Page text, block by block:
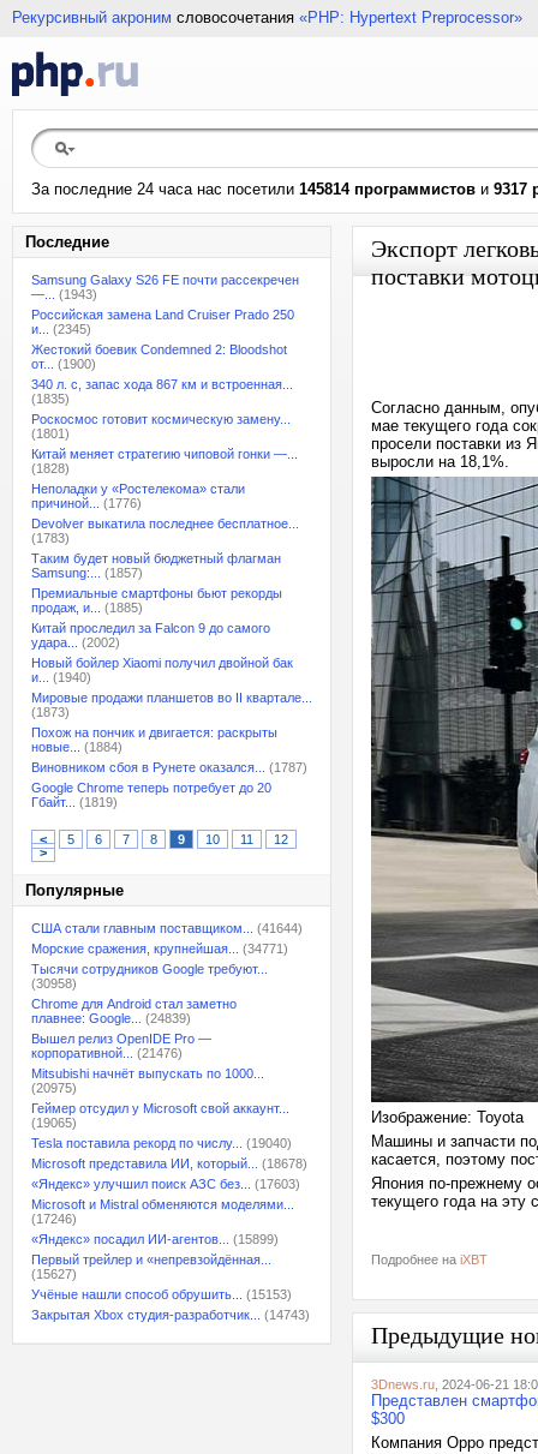
Рекурсивный акроним словосочетания «PHP: Hypertext Preprocessor»
За последние 24 часа нас посетили 145814 программистов и 9317
Последние
Samsung Galaxy S26 FE почти рассекречен
—...
(1943)
Российская замена Land Cruiser Prado 250
и...
(2345)
Жестокий боевик Condemned 2: Bloodshot
от...
(1900)
340 л. с, запас хода 867 км и встроенная...
(1835)
Роскосмос готовит космическую замену...
(1801)
Китай меняет стратегию чиповой гонки —...
(1828)
Неполадки у «Ростелекома» стали
причиной...
(1776)
Devolver выкатила последнее бесплатное...
(1783)
Таким будет новый бюджетный флагман
Samsung:...
(1857)
Премиальные смартфоны бьют рекорды
продаж, и...
(1885)
Китай проследил за Falcon 9 до самого
удара...
(2002)
Новый бойлер Xiaomi получил двойной бак
и...
(1940)
Мировые продажи планшетов во II квартале...
(1873)
Похож на пончик и двигается: раскрыты
новые...
(1884)
Виновником сбоя в Рунете оказался...
(1787)
Google Chrome теперь потребует до 20
Гбайт...
(1819)
< 5 6 7 8 9 10 11
12
>
Популярные
США стали главным поставщиком...
(41644)
Морские сражения, крупнейшая...
(34771)
Тысячи сотрудников Google требуют...
(30958)
Chrome для Android стал заметно
плавнее: Google...
(24839)
Вышел релиз OpenIDE Pro —
корпоративной...
(21476)
Mitsubishi начнёт выпускать по 1000...
(20975)
Геймер отсудил у Microsoft свой аккаунт...
(19065)
Tesla поставила рекорд по числу...
(19040)
Microsoft представила ИИ, который...
(18678)
«Яндекс» улучшил поиск АЗС без...
(17603)
Microsoft и Mistral обменяются моделями...
(17246)
«Яндекс» посадил ИИ-агентов...
(15899)
Первый трейлер и «непревзойдённая...
(15627)
Учёные нашли способ обрушить...
(15153)
Закрытая Xbox студия-разработчик...
(14743)
Экспорт
поставки
Согласно данным,
мае текущего года
просели поставки из
выросли на 18,1%.
Изображение: Toyota
Машины и запчасти
касается, поэтому
Япония по-прежнему
текущего года на
Подробнее на iXBT
Предыдущие
3Dnews.ru , 2024-06-21
Представлен
$300
Компания Oppo